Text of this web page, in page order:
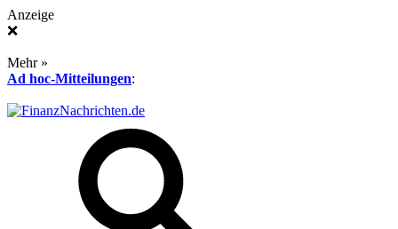
Anzeige
❌
Mehr »
Ad hoc-Mitteilungen: